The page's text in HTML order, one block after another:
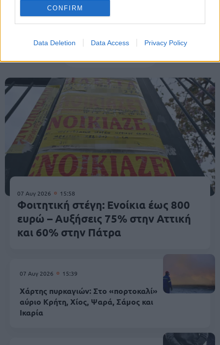
CONFIRM
Data Deletion Data Access Privacy Policy
Κοινωνία
07 Αυγ 2026 15:58
Φοιτητική στέγη: Ενοίκια έως 800
ευρώ – Αυξήσεις 75% στην Αττική
και 60% στην Πάτρα
07 Αυγ 2026 15:39
Χάρτης πυρκαγιών: Στο «πορτοκαλί»
αύριο Κρήτη, Χίος, Ψαρά, Σάμος και
Ικαρία